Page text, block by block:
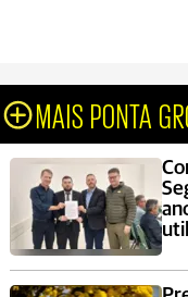
MAIS PONTA